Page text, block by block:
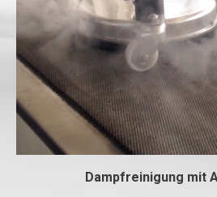
Dampfreinigung mit